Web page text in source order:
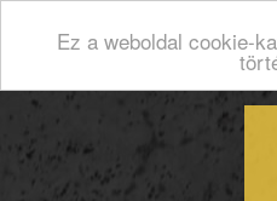
Ez a weboldal cookie-